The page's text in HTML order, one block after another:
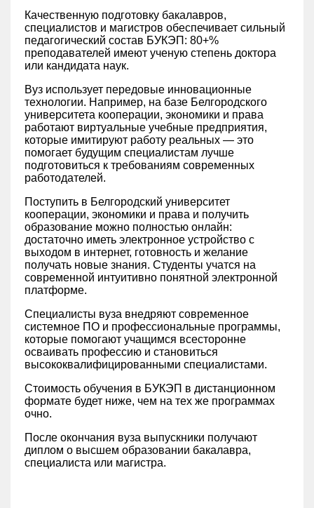
Качественную подготовку бакалавров,
специалистов и магистров обеспечивает сильный
педагогический состав БУКЭП: 80+%
преподавателей имеют ученую степень доктора
или кандидата наук.
Вуз использует передовые инновационные
технологии. Например, на базе Белгородского
университета кооперации, экономики и права
работают виртуальные учебные предприятия,
которые имитируют работу реальных — это
помогает будущим специалистам лучше
подготовиться к требованиям современных
работодателей.
Поступить в Белгородский университет
кооперации, экономики и права и получить
образование можно полностью онлайн:
достаточно иметь электронное устройство с
выходом в интернет, готовность и желание
получать новые знания. Студенты учатся на
современной интуитивно понятной электронной
платформе.
Специалисты вуза внедряют современное
системное ПО и профессиональные программы,
которые помогают учащимся всесторонне
осваивать профессию и становиться
высококвалифицированными специалистами.
Стоимость обучения в БУКЭП в дистанционном
формате будет ниже, чем на тех же программах
очно.
После окончания вуза выпускники получают
диплом о высшем образовании бакалавра,
специалиста или магистра.